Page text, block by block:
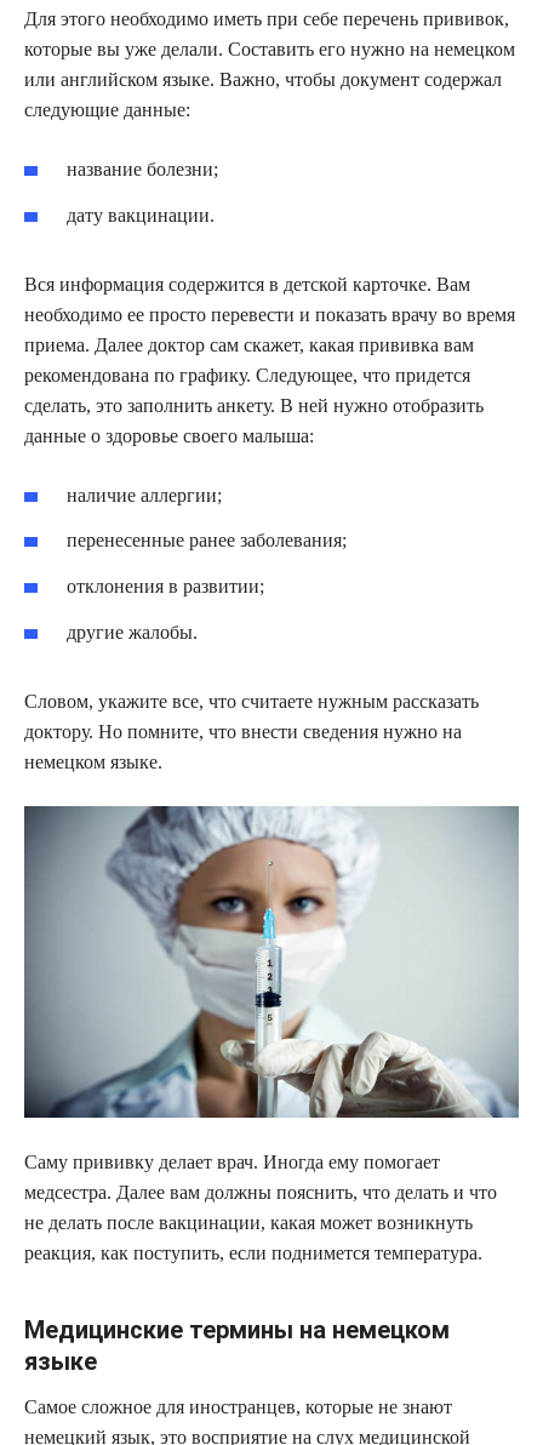
Для этого необходимо иметь при себе перечень прививок,
которые вы уже делали. Составить его нужно на немецком
или английском языке. Важно, чтобы документ содержал
следующие данные:
название болезни;
дату вакцинации.
Вся информация содержится в детской карточке. Вам
необходимо ее просто перевести и показать врачу во время
приема. Далее доктор сам скажет, какая прививка вам
рекомендована по графику. Следующее, что придется
сделать, это заполнить анкету. В ней нужно отобразить
данные о здоровье своего малыша:
наличие аллергии;
перенесенные ранее заболевания;
отклонения в развитии;
другие жалобы.
Словом, укажите все, что считаете нужным рассказать
доктору. Но помните, что внести сведения нужно на
немецком языке.
Саму прививку делает врач. Иногда ему помогает
медсестра. Далее вам должны пояснить, что делать и что
не делать после вакцинации, какая может возникнуть
реакция, как поступить, если поднимется температура.
Медицинские термины на немецком
языке
Самое сложное для иностранцев, которые не знают
немецкий язык, это восприятие на слух медицинской